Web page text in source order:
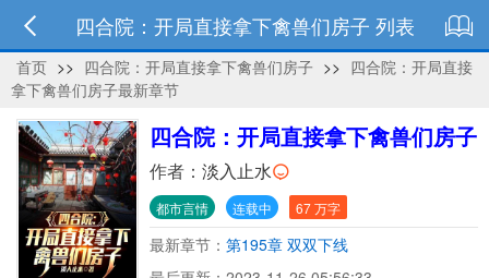
四合院：开局直接拿下禽兽们房子 列表
首页 >> 四合院：开局直接拿下禽兽们房子 >> 四合院：开局直接
拿下禽兽们房子最新章节
四合院：开局直接拿下禽兽们房子
作者： 淡入止水
都市言情 连载中 67 万字
最新章节： 第195章 双双下线